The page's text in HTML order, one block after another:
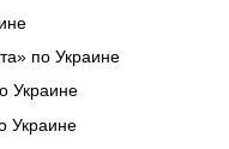
по Украине
Украине
Украине